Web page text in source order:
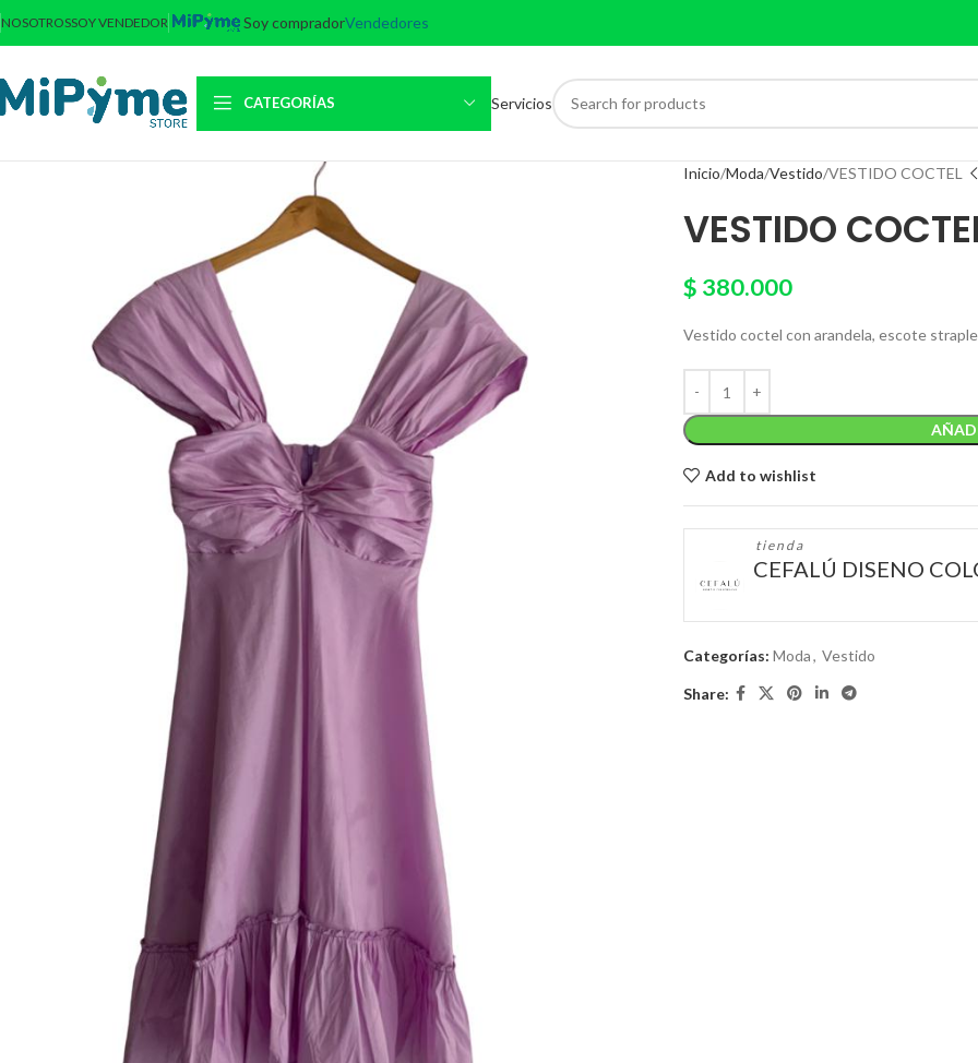
NOSOTROSSOY VENDEDOR Soy compradorVendedores
CATEGORÍAS Servicios
Inicio Moda Vestido VESTIDO COCTEL
VESTIDO
$ 380.000
Vestido coctel con arandela, escote
Add to wishlist
tienda
CEFALÚ DISENO
Categorías: Moda, Vestido
Share: